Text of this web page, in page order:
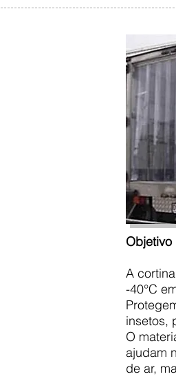
Objetivo
A
-40°C
insetos,
O
ajudam
de ar,